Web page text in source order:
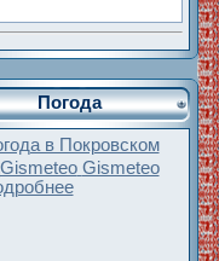
Погода
в Покровском
Gismeteo